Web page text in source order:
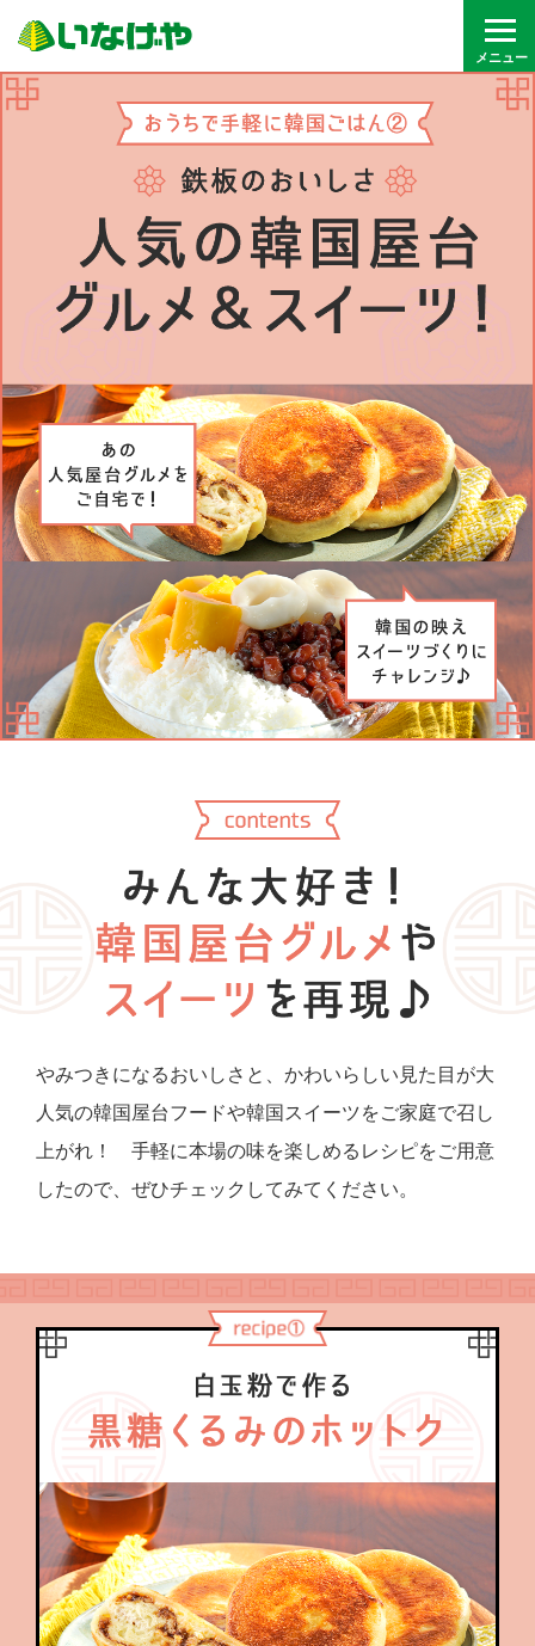
やみつきになるおいしさと、かわいらしい見た目が大
人気の韓国屋台フードや韓国スイーツをご家庭で召し
上がれ！ 手軽に本場の味を楽しめるレシピをご用意
したので、ぜひチェックしてみてください。